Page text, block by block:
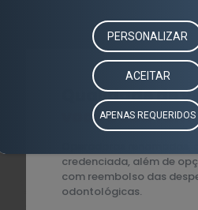
Qualidade de
você e sua
credenciada, além de
com reembolso das
odontológicas.